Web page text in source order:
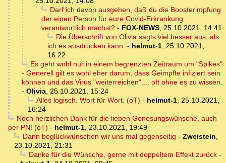
Darf ich davon ausgehen, daß du die Boosterimpfung
der einen Person für eure Covid-Erkrankung
verantwortlich machst? - FOX-NEWS 25.10.2021, 14:41
Die Überschrift von Olivia sagts viel besser aus, als
ich es ausdrücken kann. - helmut-1 25.10.2021,
16:22
Es geht wohl nur in einem begrenzten Zeitraum um "Spikes"
- Generell gilt es wohl eher darum, dass Geimpfte infiziert sein
können und das Virus "weiterreichen".... oft ohne es zu wissen.
- Olivia 25.10.2021, 15:24
Alles logisch. Wort für Wort. (oT) - helmut-1, 25.10.2021,
16:24
Noch herzlichen Dank für die lieben Genesungswünsche, auch
per PN! (oT) - helmut-1 23.10.2021, 19:49
Dann beglückwünschen wir uns mal gegenseitig - Zweistein
23.10.2021, 21:31
Danke für die Wünsche, gerne mit doppeltem Effekt zurück-